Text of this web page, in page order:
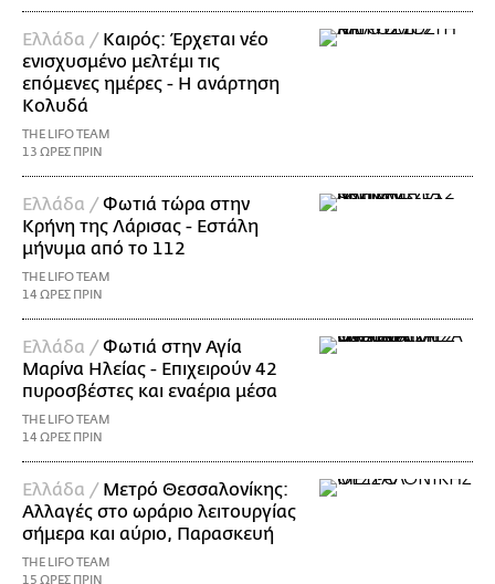
Ελλάδα / Καιρός: Έρχεται νέο
ενισχυσμένο μελτέμι τις
επόμενες ημέρες - Η ανάρτηση
Κολυδά
THE LIFO TEAM
13 ΩΡΕΣ ΠΡΙΝ
Ελλάδα /Φωτιά τώρα στην
Κρήνη της Λάρισας - Εστάλη
μήνυμα από το 112
THE LIFO TEAM
14 ΩΡΕΣ ΠΡΙΝ
Ελλάδα /Φωτιά στην Αγία
Μαρίνα Ηλείας - Επιχειρούν 42
πυροσβέστες και εναέρια μέσα
THE LIFO TEAM
14 ΩΡΕΣ ΠΡΙΝ
Ελλάδα / Μετρό Θεσσαλονίκης:
Αλλαγές στο ωράριο λειτουργίας
σήμερα και αύριο, Παρασκευή
THE LIFO TEAM
15 ΩΡΕΣ ΠΡΙΝ